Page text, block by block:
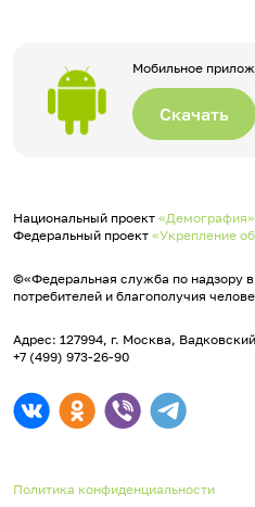
Мобильное
Скачать
Национальный проект «Демография»
Федеральный проект «Укрепление
©«Федеральная служба по надзору
потребителей и благополучия
Адрес: 127994, г. Москва,
+7 (499) 973-26-90
Политика конфиденциальности